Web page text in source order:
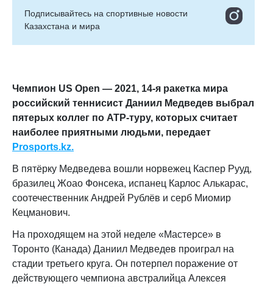
Подписывайтесь на cпортивные новости
Казахстана и мира
Чемпион US Open — 2021, 14-я ракетка мира
российский теннисист Даниил Медведев выбрал
пятерых коллег по ATP-туру, которых считает
наиболее приятными людьми, передает
Prosports.kz.
В пятёрку Медведева вошли норвежец Каспер Рууд,
бразилец Жоао Фонсека, испанец Карлос Алькарас,
соотечественник Андрей Рублёв и серб Миомир
Кецманович.
На проходящем на этой неделе «Мастерсе» в
Торонто (Канада) Даниил Медведев проиграл на
стадии третьего круга. Он потерпел поражение от
действующего чемпиона австралийца Алексея